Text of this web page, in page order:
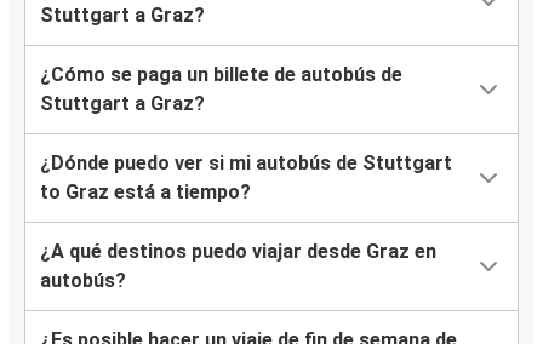
Stuttgart a Graz?
¿Cómo se paga un billete de autobús de
Stuttgart a Graz?
¿Dónde puedo ver si mi autobús de Stuttgart
to Graz está a tiempo?
¿A qué destinos puedo viajar desde Graz en
autobús?